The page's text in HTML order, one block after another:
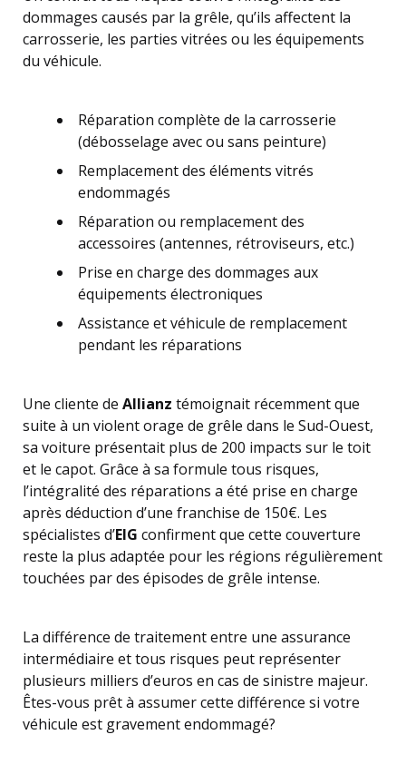
dommages causés par la grêle, qu’ils affectent la
carrosserie, les parties vitrées ou les équipements
du véhicule.
Réparation complète de la carrosserie
(débosselage avec ou sans peinture)
Remplacement des éléments vitrés
endommagés
Réparation ou remplacement des
accessoires (antennes, rétroviseurs, etc.)
Prise en charge des dommages aux
équipements électroniques
Assistance et véhicule de remplacement
pendant les réparations
Une cliente de Allianz témoignait récemment que
suite à un violent orage de grêle dans le Sud-Ouest,
sa voiture présentait plus de 200 impacts sur le toit
et le capot. Grâce à sa formule tous risques,
l’intégralité des réparations a été prise en charge
après déduction d’une franchise de 150€. Les
spécialistes d’EIG confirment que cette couverture
reste la plus adaptée pour les régions régulièrement
touchées par des épisodes de grêle intense.
La différence de traitement entre une assurance
intermédiaire et tous risques peut représenter
plusieurs milliers d’euros en cas de sinistre majeur.
Êtes-vous prêt à assumer cette différence si votre
véhicule est gravement endommagé?